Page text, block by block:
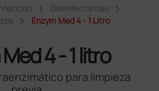
Desinfectantes
Enzym Med 4 - 1 Litro
4 - 1 litro
para limpieza